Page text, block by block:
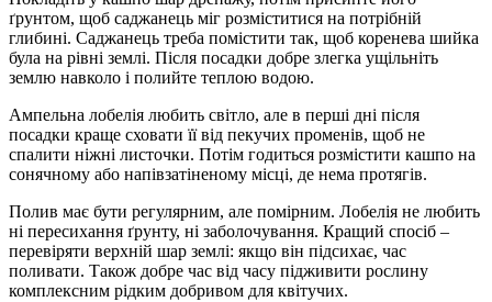
ґрунтом, щоб саджанець міг розміститися на потрібній
глибині. Саджанець треба помістити так, щоб коренева шийка
була на рівні землі. Після посадки добре злегка ущільніть
землю навколо і полийте теплою водою.
Ампельна лобелія любить світло, але в перші дні після
посадки краще сховати її від пекучих променів, щоб не
спалити ніжні листочки. Потім годиться розмістити кашпо на
сонячному або напівзатіненому місці, де нема протягів.
Полив має бути регулярним, але помірним. Лобелія не любить
ні пересихання ґрунту, ні заболочування. Кращий спосіб –
перевіряти верхній шар землі: якщо він підсихає, час
поливати. Також добре час від часу підживити рослину
комплексним рідким добривом для квітучих.